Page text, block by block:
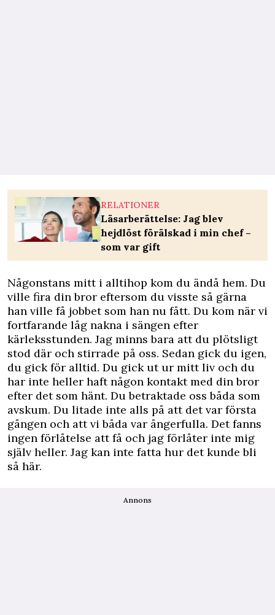
RELATIONER
Läsarberättelse: Jag blev
hejdlöst förälskad i min chef –
som var gift
Någonstans mitt i alltihop kom du ändå hem. Du
ville fira din bror eftersom du visste så gärna
han ville få jobbet som han nu fått. Du kom när vi
fortfarande låg nakna i sängen efter
kärleksstunden. Jag minns bara att du plötsligt
stod där och stirrade på oss. Sedan gick du igen,
du gick för alltid. Du gick ut ur mitt liv och du
har inte heller haft någon kontakt med din bror
efter det som hänt. Du betraktade oss båda som
avskum. Du litade inte alls på att det var första
gången och att vi båda var ångerfulla. Det fanns
ingen förlåtelse att få och jag förlåter inte mig
själv heller. Jag kan inte fatta hur det kunde bli
så här.
Annons